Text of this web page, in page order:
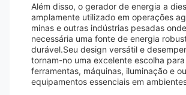
Além disso, o gerador de energia a
amplamente utilizado em operações
minas e outras indústrias pesadas
necessária uma fonte de energia
durável.Seu design versátil e
tornam-no uma excelente escolha
ferramentas, máquinas, iluminação e
equipamentos essenciais em